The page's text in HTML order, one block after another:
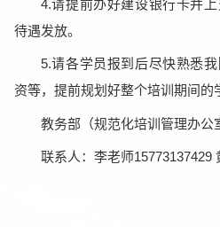
4.请提前办好建设银行卡并
待遇发放。
5.请各学员报到后尽快熟悉
资等，提前规划好整个培训期间的
教务部（规范化培训管理办公
联系人：李老师15773137429